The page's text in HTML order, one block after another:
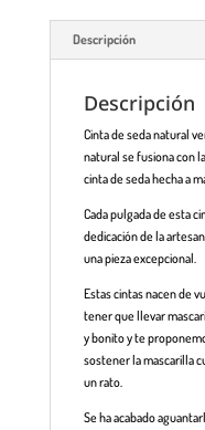
Descripción
Descripción
Cinta de seda natural
natural se fusiona con
cinta de seda hecha a
Cada pulgada de esta
dedicación de la
una pieza excepcional.
Estas cintas nacen de
tener que llevar
y bonito y te
sostener la mascarilla
un rato.
Se ha acabado